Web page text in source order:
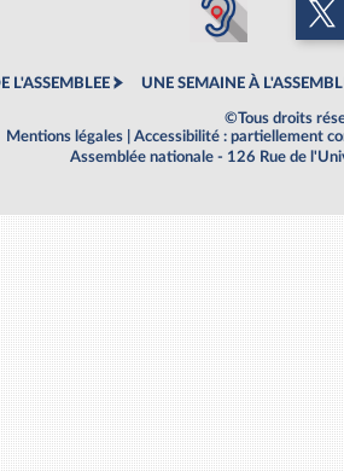
L'ASSEMBLEE UNE SEMAINE À
©Tous droits
Mentions légales
Accessibilité : partiellement
Assemblée nationale - 126 Rue de